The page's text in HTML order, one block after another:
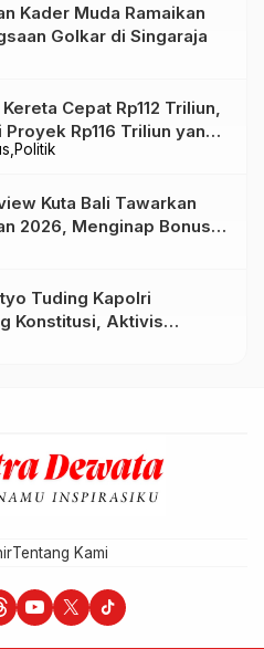
Kader Muda Ramaikan
Golkar di Singaraja
Politik
Cepat Rp112 Triliun,
Rp116 Triliun yang
Kuta Bali Tawarkan
2026, Menginap Bonus
Mulai Rp88.888
Tuding Kapolri
Konstitusi, Aktivis
Tak Punya Sejarah
Tentang Kami